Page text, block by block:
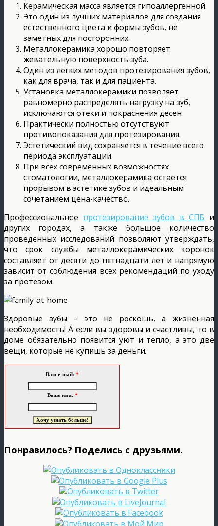
Керамическая масса является гипоаллергенной.
Это один из лучших материалов для создания
естественного цвета и формы зубов, не
заметных для посторонних.
Металлокерамика хорошо повторяет
жевательную поверхность зуба.
Один из легких методов протезирования зубов,
как для врача, так и для пациента.
Установка металлокерамики позволяет
равномерно распределять нагрузку на зуб,
исключаются отеки и покраснения десен.
Практически полностью отсутствуют
противопоказания для протезирования.
Эстетический вид сохраняется в течение всего
периода эксплуатации.
При всех современных возможностях
стоматологии, металлокерамика остается
прорывом в эстетике зубов и идеальным
сочетанием цена-качество.
Профессиональное протезирование зубов в СПБ и
других городах, а также большое количество
проведенных исследований позволяют утверждать,
что срок службы металлокерамических коронок
составляет от десяти до пятнадцати лет и напрямую
зависит от соблюдения всех рекомендаций по уходу
за протезом.
Здоровые зубы – это не роскошь, а жизненная
необходимость! А если вы здоровы и счастливы, то в
доме обязательно появится уют и тепло, а это две
вещи, которые не купишь за деньги.
Ваш e-mail: *
Ваше имя: *
Понравилось? Поделись с друзьями.